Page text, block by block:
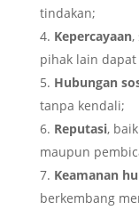
tindakan;
Kepercayaan,
pihak lain
Hubungan
tanpa kendali;
Reputasi,
maupun
Keamanan
berkembang